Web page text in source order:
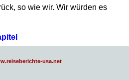
so wie wir. Wir würden es
usa.net